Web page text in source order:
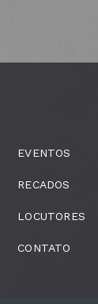
EVENTOS
RECADOS
LOCUTORES
CONTATO